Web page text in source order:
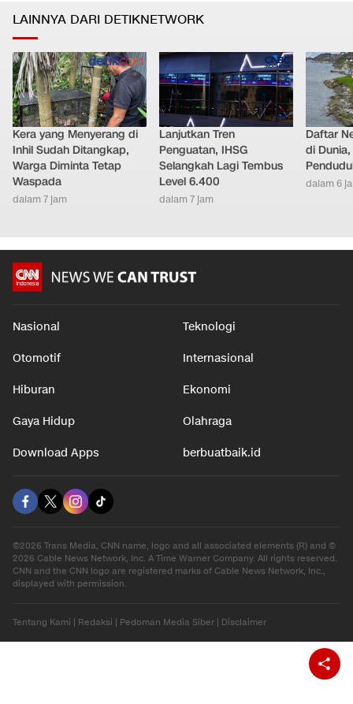
LAINNYA DARI DETIKNETWORK
Kera yang Menyerang di
Inhil Sudah Ditangkap,
Warga Diminta Tetap
Waspada
dalam 7 jam
Lanjutkan Tren
Penguatan, IHSG
Selangkah Lagi Tembus
Level 6.400
dalam 7 jam
Daftar
di
dalam 6
Nasional Teknologi
Otomotif Internasional
Hiburan Ekonomi
Gaya Hidup Olahraga
Download Apps berbuatbaik.id
©2026 Trans Media, CNN name, logo and all associated elements (R) and ©
2026 Cable News Network, Inc. A Time Warner Company. All rights reserved.
CNN and the CNN logo are registered marks of Cable News Network, Inc.,
displayed with permission.
Tentang Kami Redaksi Pedoman Media Siber Disclaimer